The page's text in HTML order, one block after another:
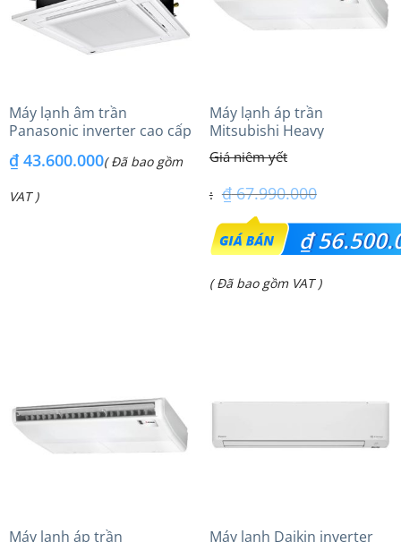
Máy lạnh âm trần
Panasonic inverter cao cấp
48PRH1H8 – 3 Pha
₫43.600.000( Đã bao gồm
VAT )
Máy lạnh áp trần
Mitsubishi Heavy
FDE140VG (6.0Hp) Cao cấp
– 1 Pha
₫67.990.000
Giá
gốc
là:
₫
Giá
₫ 56.500.000.
( Đã bao gồm VAT )
Máy lạnh áp trần Máy lạnh Daikin inverter